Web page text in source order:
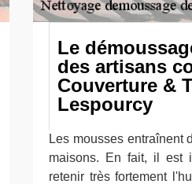
Le
des artisans
Couverture &
Lespourcy
Les mousses entraînent
maisons. En fait, il est
retenir très fortement